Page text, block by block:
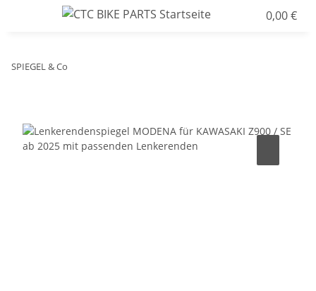
0,00 €
SPIEGEL & Co